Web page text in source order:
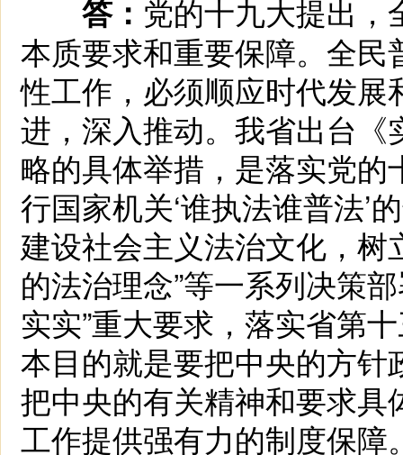
答： 党的十九大提出，
本质要求和重要保障。全
性工作，必须顺应时代发
进，深入推动。我省出台
略的具体举措，是落实党的
行国家机关‘谁执法谁普法’
建设社会主义法治文化，
的法治理念”等一系列决策
实实”重大要求，落实省第
本目的就是要把中央的方
把中央的有关精神和要求
工作提供强有力的制度保